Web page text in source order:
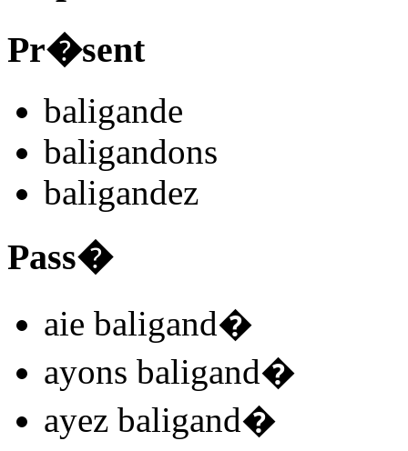
Pr�sent
baligande
baligandons
baligandez
Pass�
aie baligand�
ayons baligand�
ayez baligand�